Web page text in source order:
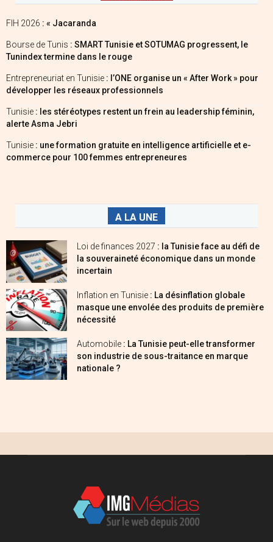
FIH 2026 : « Jacaranda
Bourse de Tunis : SMART Tunisie et SOTUMAG progressent, le
Tunindex termine dans le rouge
Entrepreneuriat en Tunisie : l’ONE organise un « After Work » pour
développer les réseaux professionnels
Tunisie : les stéréotypes restent un frein au leadership féminin,
alerte Asma Jebri
Tunisie : une formation gratuite en intelligence artificielle et e-
commerce pour 100 femmes entrepreneures
A LA UNE
Loi de finances 2027 : la Tunisie face au défi de
la souveraineté économique dans un monde
incertain
Inflation en Tunisie : La désinflation globale
masque une envolée des produits de première
nécessité
Automobile : La Tunisie peut-elle transformer
son industrie de sous-traitance en marque
nationale ?